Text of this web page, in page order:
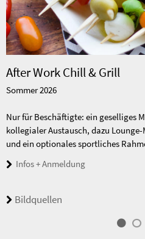
After Work Chill & Grill
Sommer 2026
Nur für Beschäftigte: ein geselliges
kollegialer Austausch, dazu
und ein optionales sportliches
Infos + Anmeldung
Bildquellen